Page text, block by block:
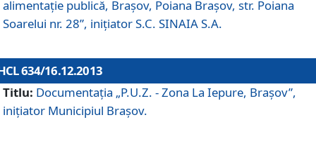
alimentaţie publică, Braşov, Poiana Braşov, str. Poiana
Soarelui nr. 28”, iniţiator S.C. SINAIA S.A.
634/16.12.2013
Titlu: Documentaţia „P.U.Z. - Zona La Iepure, Braşov”,
iniţiator Municipiul Braşov.